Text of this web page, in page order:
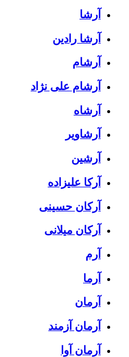
آرشا
آرشا رادین
آرشام
آرشام علی نژاد
آرشاه
آرشاویر
آرشین
آرکا علیزاده
آرکان حسینی
آرکان میلانی
آرم
آرما
آرمان
آرمان آزمند
آرمان آوا